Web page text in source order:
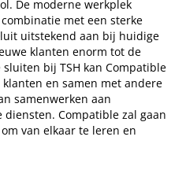
De moderne werkplek
met een sterke
uitstekend aan bij huidige
klanten enorm tot de
bij TSH kan Compatible
en samen met andere
samenwerken aan
Compatible zal gaan
van elkaar te leren en